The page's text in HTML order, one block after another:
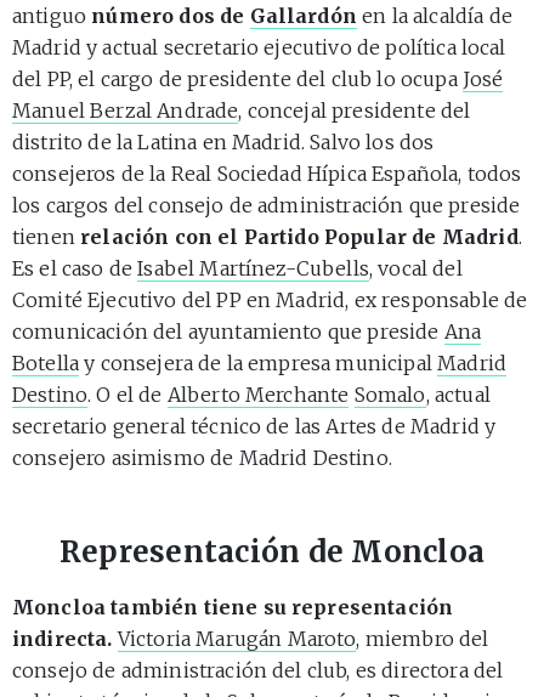
antiguo número dos de Gallardón en la alcaldía de
Madrid y actual secretario ejecutivo de política local
del PP, el cargo de presidente del club lo ocupa José
Manuel Berzal Andrade, concejal presidente del
distrito de la Latina en Madrid. Salvo los dos
consejeros de la Real Sociedad Hípica Española, todos
los cargos del consejo de administración que preside
tienen relación con el Partido Popular de Madrid.
Es el caso deIsabel Martínez-Cubells, vocal del
Comité Ejecutivo del PP en Madrid, ex responsable de
comunicación del ayuntamiento que preside Ana
Botella y consejera de la empresa municipalMadrid
Destino. O el de Alberto Merchante Somalo, actual
secretario general técnico de las Artes de Madrid y
consejero asimismo de Madrid Destino.
Representación de Moncloa
Moncloa también tiene su representación
indirecta. Victoria Marugán Maroto, miembro del
consejo de administración del club, es directora del